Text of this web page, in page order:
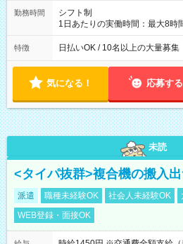
勤務時間
シフト制
1日あたりの実働時間：最大8時
働8時間） ※週5日勤務（場所
によって時間外での勤務可能性
特徴 日払いOK / 10名以上の大量募集
気になる！ 応募する
未読
<タイパ抜群>複合機の搬入出
派遣 職種未経験OK 社会人未経験OK
WEB登録・面接OK